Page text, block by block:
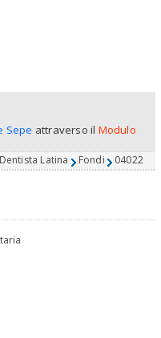
Sepe attraverso il Modulo
Latina Fondi 04022